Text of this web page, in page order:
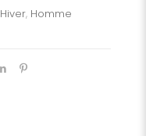
Hiver, Homme